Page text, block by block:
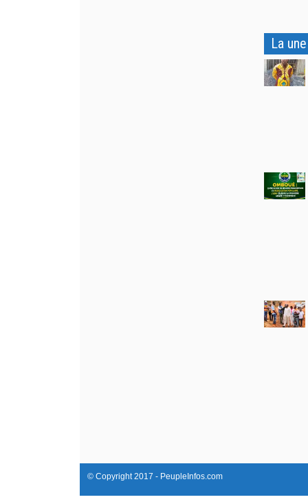
La une
© Copyright 2017 - PeupleInfos.com